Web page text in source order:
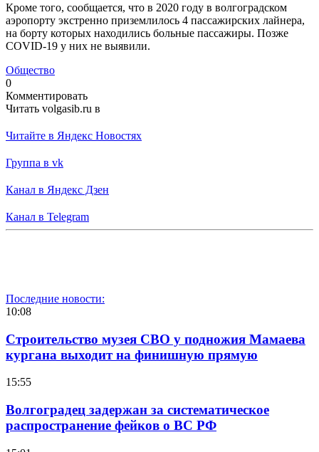
Кроме того, сообщается, что в 2020 году в волгоградском
аэропорту экстренно приземлилось 4 пассажирских лайнера,
на борту которых находились больные пассажиры. Позже
COVID-19 у них не выявили.
Общество
0
Комментировать
Читать volgasib.ru в
Читайте в Яндекс Новостях
Группа в vk
Канал в Яндекс Дзен
Канал в Telegram
Последние новости:
10:08
Строительство музея СВО у подножия Мамаева
кургана выходит на финишную прямую
15:55
Волгоградец задержан за систематическое
распространение фейков о ВС РФ